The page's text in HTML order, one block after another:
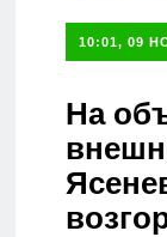
10:01, 09
На